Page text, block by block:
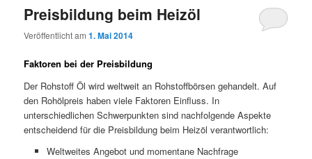
Preisbildung beim Heizöl
Veröffentlicht am1. Mai 2014
Faktoren bei der Preisbildung
Der Rohstoff Öl wird weltweit an Rohstoffbörsen gehandelt. Auf
den Rohölpreis haben viele Faktoren Einfluss. In
unterschiedlichen Schwerpunkten sind nachfolgende Aspekte
entscheidend für die Preisbildung beim Heizöl verantwortlich:
Weltweites Angebot und momentane Nachfrage